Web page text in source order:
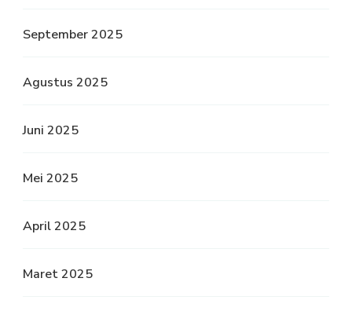
September 2025
Agustus 2025
Juni 2025
Mei 2025
April 2025
Maret 2025